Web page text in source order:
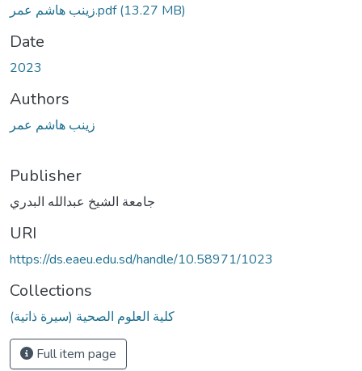
زينب هاشم عمر.pdf(13.27 MB)
Date
2023
Authors
زينب هاشم عمر
Publisher
جامعة الشيخ عبدالله البدري
URI
https://ds.eaeu.edu.sd/handle/10.58971/1023
Collections
كلية العلوم الصحية (سيرة ذاتية)
Full item page